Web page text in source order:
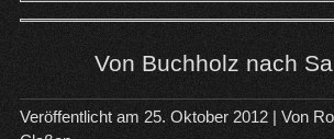
Von Buchholz nach
Veröffentlicht am 25. Oktober 2012| Von